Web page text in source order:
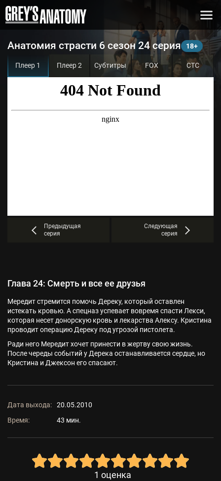
Анатомия страсти 6 сезон 24 серия
Плеер 1 Плеер 2 Субтитры FOX СТС
Предыдущая
серия
Следующая
серия
Глава 24: Смерть и все ее друзья
Мередит стремится помочь Дереку, который оставлен
истекать кровью. А спецназ успевает вовремя спасти Лекси,
которая несет донорскую кровь и лекарства Алексу. Кристина
проводит операцию Дереку под угрозой пистолета.
Ради него Мередит хочет принести в жертву свою жизнь.
После череды событий у Дерека останавливается сердце, но
Кристина и Джексон его спасают.
Дата выхода:
20.05.2010
Время:
43 мин.
1 оценка